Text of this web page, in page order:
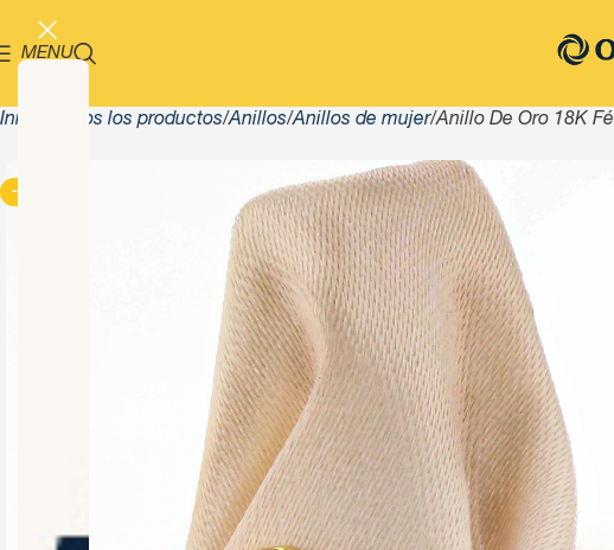
MENU
Inicio Todos los productos Anillos Anillos de mujer Anillo De Oro 18K Fé
-13%